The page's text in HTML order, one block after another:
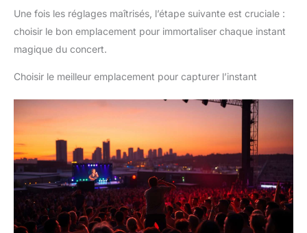
Une fois les réglages maîtrisés, l’étape suivante est cruciale :
choisir le bon emplacement pour immortaliser chaque instant
magique du concert.
Choisir le meilleur emplacement pour capturer l’instant